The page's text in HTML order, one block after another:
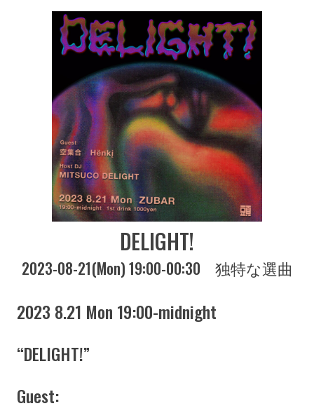
DELIGHT!
2023-08-21(Mon) 19:00-00:30 独特な選曲
2023 8.21 Mon 19:00-midnight
“DELIGHT!”
Guest: